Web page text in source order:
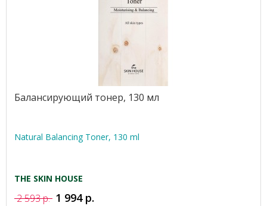
Балансирующий тонер, 130 мл
Natural Balancing Toner, 130 ml
THE SKIN HOUSE
2 593 р. 1 994 р.